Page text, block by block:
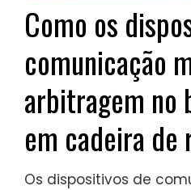
Como os
comunicação
arbitragem no
em cadeira de
Os dispositivos de